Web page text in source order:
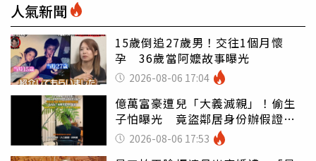
人氣新聞
15歲倒追27歲男！交往1個月懷
孕 36歲當阿嬤故事曝光
2026-08-06 17:04
億萬富豪遭兒「大義滅親」！偷生
子怕曝光 竟盜鄰居身份辦假證落
戶 2026-08-06 17:53